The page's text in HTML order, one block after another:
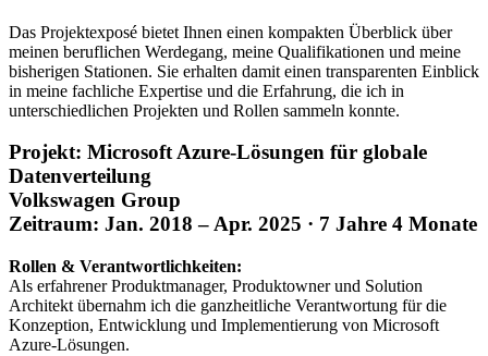
Das Projektexposé bietet Ihnen einen kompakten Überblick über
meinen beruflichen Werdegang, meine Qualifikationen und meine
bisherigen Stationen. Sie erhalten damit einen transparenten Einblick
in meine fachliche Expertise und die Erfahrung, die ich in
unterschiedlichen Projekten und Rollen sammeln konnte.
Projekt: Microsoft Azure-Lösungen für globale
Datenverteilung
Volkswagen Group
Zeitraum: Jan. 2018 – Apr. 2025 · 7 Jahre 4 Monate
Rollen & Verantwortlichkeiten:
Als erfahrener Produktmanager, Produktowner und Solution
Architekt übernahm ich die ganzheitliche Verantwortung für die
Konzeption, Entwicklung und Implementierung von Microsoft
Azure-Lösungen.